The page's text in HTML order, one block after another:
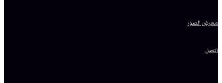
معرض الصور
اتصل